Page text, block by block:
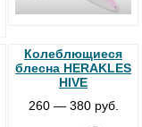
Колеблющиеся
блесна HERAKLES
HIVE
260 — 380 руб.